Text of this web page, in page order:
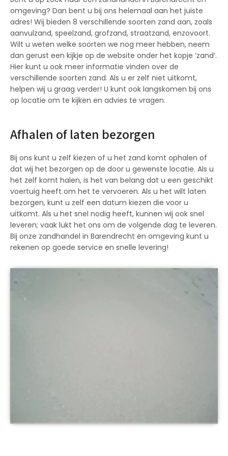
omgeving? Dan bent u bij ons helemaal aan het juiste
adres! Wij bieden 8 verschillende soorten zand aan, zoals
aanvulzand, speelzand, grofzand, straatzand, enzovoort.
Wilt u weten welke soorten we nog meer hebben, neem
dan gerust een kijkje op de website onder het kopje ‘zand’.
Hier kunt u ook meer informatie vinden over de
verschillende soorten zand. Als u er zelf niet uitkomt,
helpen wij u graag verder! U kunt ook langskomen bij ons
op locatie om te kijken en advies te vragen.
Afhalen of laten bezorgen
Bij ons kunt u zelf kiezen of u het zand komt ophalen of
dat wij het bezorgen op de door u gewenste locatie. Als u
het zelf komt halen, is het van belang dat u een geschikt
voertuig heeft om het te vervoeren. Als u het wilt laten
bezorgen, kunt u zelf een datum kiezen die voor u
uitkomt. Als u het snel nodig heeft, kunnen wij ook snel
leveren; vaak lukt het ons om de volgende dag te leveren.
Bij onze zandhandel in Barendrecht en omgeving kunt u
rekenen op goede service en snelle levering!